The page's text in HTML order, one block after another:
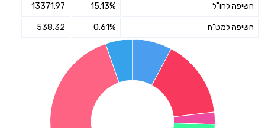
חשיפה לחו"ל 15.13%
13371.97
חשיפה למט"ח 0.61%
538.32